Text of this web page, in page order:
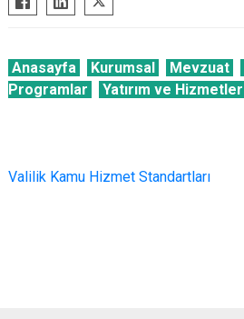
Anasayfa Kurumsal Mevzuat
Programlar
Yatırım ve Hizmetler
Valilik Kamu Hizmet Standartları